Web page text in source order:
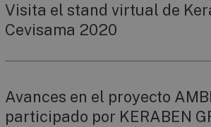
Visita el stand virtual de
Cevisama 2020
Avances en el proyecto
participado por KERABEN